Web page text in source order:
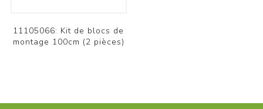
11105066: Kit de blocs de
montage 100cm (2 pièces)